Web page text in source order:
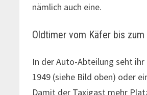
nämlich auch eine.
Oldtimer vom Käfer bis zum
In der Auto-Abteilung seht
1949 (siehe Bild oben) oder
Damit der Taxigast mehr